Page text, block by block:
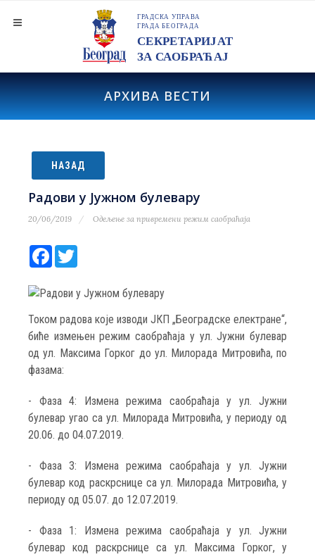
АРХИВА ВЕСТИ
НАЗАД
Радови у Јужном булевару
20/06/2019 Одељење за привремени режим саобраћаја
Facebook
Током радова које изводи ЈКП „Београдске електране“,
биће измењен режим саобраћаја у ул. Јужни булевар
од ул. Максима Горког до ул. Милорада Митровића, по
фазама:
- Фаза 4: Измена режима саобраћаја у ул. Јужни
булевар угао са ул. Милорада Митровића, у периоду од
20.06. до 04.07.2019.
- Фаза 3: Измена режима саобраћаја у ул. Јужни
булевар код раскрснице са ул. Милорада Митровића, у
периоду од 05.07. до 12.07.2019.
- Фаза 1: Измена режима саобраћаја у ул. Јужни
булевар код раскрснице са ул. Максима Горког, у